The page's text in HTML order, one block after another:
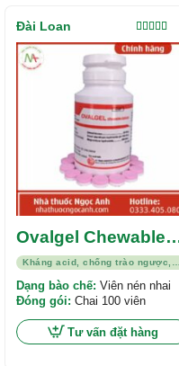
Ovalgel Chewable
Tablets
Được xếp
hạng5.00
Dạng bào chế: Viên nén nhai
Đóng gói: Chai 100 viên
Tư vấn đặt hàng
Đài Loan